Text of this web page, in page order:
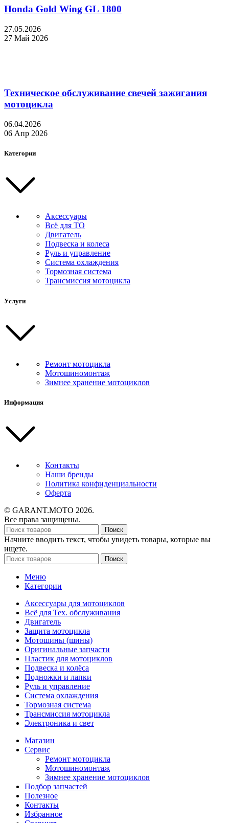
Honda Gold Wing GL 1800
27.05.2026
27 Май 2026
Техническое обслуживание свечей зажигания
мотоцикла
06.04.2026
06 Апр 2026
Категории
Аксессуары
Всё для ТО
Двигатель
Подвеска и колеса
Руль и управление
Система охлаждения
Тормозная система
Трансмиссия мотоцикла
Услуги
Ремонт мотоцикла
Мотошиномонтаж
Зимнее хранение мотоциклов
Информация
Контакты
Наши бренды
Политика конфиденциальности
Оферта
© GARANT.MOTO 2026.
Все права защищены.
Поиск
Начните вводить текст, чтобы увидеть товары, которые вы
ищете.
Поиск
Меню
Категории
Аксессуары для мотоциклов
Всё для Тех. обслуживания
Двигатель
Защита мотоцикла
Мотошины (шины)
Оригинальные запчасти
Пластик для мотоциклов
Подвеска и колёса
Подножки и лапки
Руль и управление
Система охлаждения
Тормозная система
Трансмиссия мотоцикла
Электроника и свет
Магазин
Сервис
Ремонт мотоцикла
Мотошиномонтаж
Зимнее хранение мотоциклов
Подбор запчастей
Полезное
Контакты
Избранное